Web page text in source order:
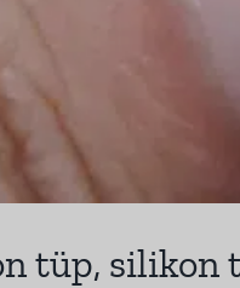
tüp, silikon